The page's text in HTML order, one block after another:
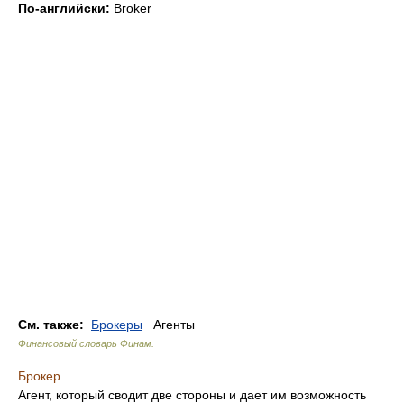
По-английски: Broker
См. также: Брокеры Агенты
Финансовый словарь Финам
Брокер
Агент, который сводит две стороны и дает им возможность